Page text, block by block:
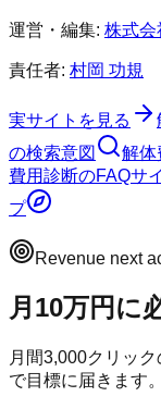
運営・編集: 株式会
責任者: 村岡 功規
実サイトを見る
の検索意図
解体
費用診断のFAQサ
プ
Revenue next
月10万円に
月間3,000クリック
で目標に届きます。